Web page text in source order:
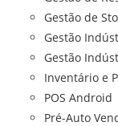
Gestão de
Gestão
Gestão
Inventário e
POS Android
Pré-Auto